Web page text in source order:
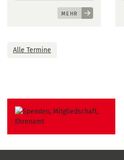
MEHR
Alle Termine